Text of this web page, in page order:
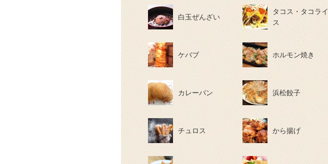
白玉ぜんざい
タコス・タコライ
ス
ケバブ ホルモン焼き
カレーパン 浜松餃子
チュロス から揚げ